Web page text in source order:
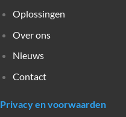
Oplossingen
Over ons
Nieuws
Contact
Privacy en voorwaarden